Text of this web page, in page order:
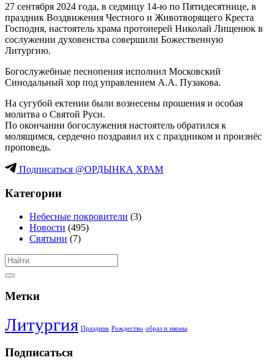
27 сентября 2024 года, в седмицу 14-ю по Пятидесятнице, в
праздник Воздвижения Честного и Животворящего Креста
Господня, настоятель храма протоиерей Николай Лищенюк в
сослужении духовенства совершили Божественную
Литургию.
Богослужебные песнопения исполнил Московский
Синодальный хор под управлением А.А. Пузакова.
На сугубой ектении были вознесены прошения и особая
молитва о Святой Руси.
По окончании богослужения настоятель обратился к
молящимся, сердечно поздравил их с праздником и произнёс
проповедь.
Подписаться @ОРДЫНКА ХРАМ
Категории
Небесные покровители (3)
Новости (495)
Святыни (7)
Метки
Литургия Праздник Рождество образ и иконы
Подписаться